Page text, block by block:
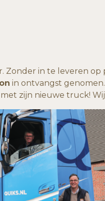
Zonder in te leveren
in ontvangst
zijn nieuwe truck! Wij